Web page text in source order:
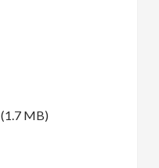
(1.7 MB)